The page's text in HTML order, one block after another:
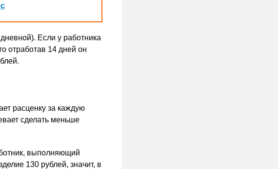
Если у работника
отработав 14 дней он
расценку за каждую
сделать меньше
выполняющий
130 рублей, значит, в